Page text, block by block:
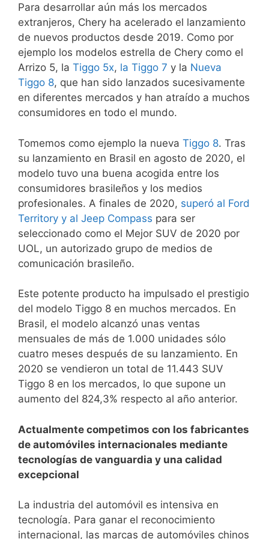
Para desarrollar aún más los mercados
extranjeros, Chery ha acelerado el lanzamiento
de nuevos productos desde 2019. Como por
ejemplo los modelos estrella de Chery como el
Arrizo 5, la Tiggo 5x, la Tiggo 7 y la Nueva
Tiggo 8, que han sido lanzados sucesivamente
en diferentes mercados y han atraído a muchos
consumidores en todo el mundo.
Tomemos como ejemplo la nueva Tiggo 8. Tras
su lanzamiento en Brasil en agosto de 2020, el
modelo tuvo una buena acogida entre los
consumidores brasileños y los medios
profesionales. A finales de 2020, superó al Ford
Territory y al Jeep Compass para ser
seleccionado como el Mejor SUV de 2020 por
UOL, un autorizado grupo de medios de
comunicación brasileño.
Este potente producto ha impulsado el prestigio
del modelo Tiggo 8 en muchos mercados. En
Brasil, el modelo alcanzó unas ventas
mensuales de más de 1.000 unidades sólo
cuatro meses después de su lanzamiento. En
2020 se vendieron un total de 11.443 SUV
Tiggo 8 en los mercados, lo que supone un
aumento del 824,3% respecto al año anterior.
Actualmente competimos con los fabricantes
de automóviles internacionales mediante
tecnologías de vanguardia y una calidad
excepcional
La industria del automóvil es intensiva en
tecnología. Para ganar el reconocimiento
internacional, las marcas de automóviles chinos